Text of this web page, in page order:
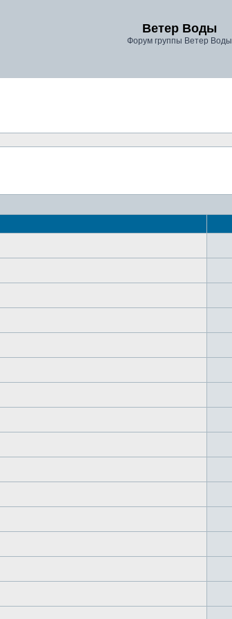
Ветер Воды
Форум группы Ветер Воды